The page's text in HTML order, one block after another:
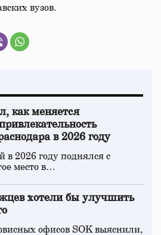
вузов.
как меняется
в 2026 году
в 2026 году поднялся с
место в…
хотели бы улучшить
офисов SOK выяснили,